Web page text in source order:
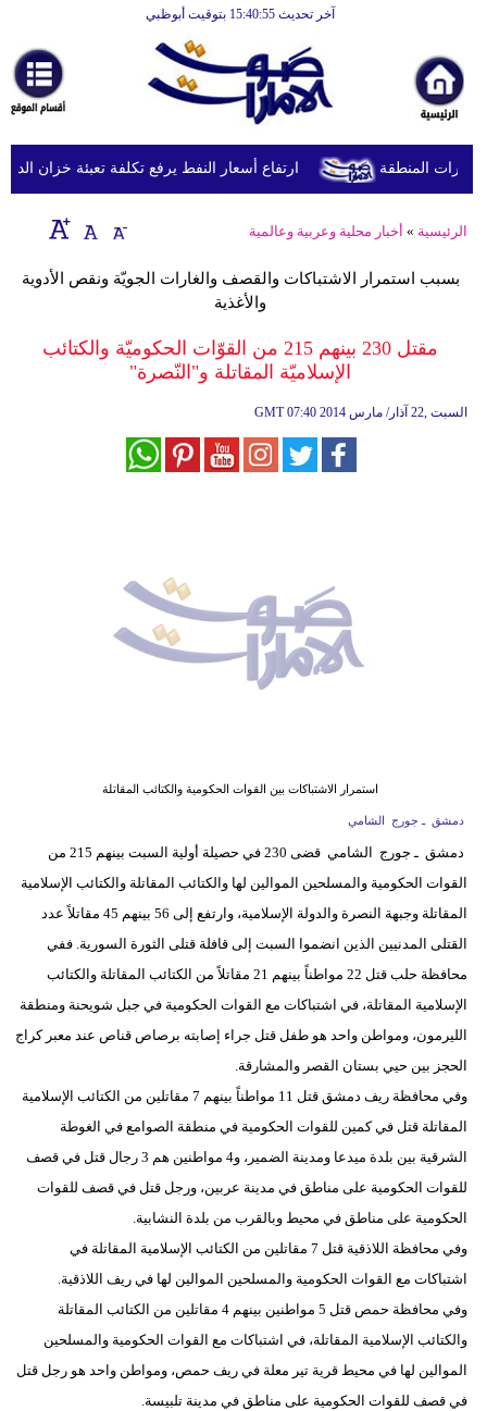
آخر تحديث 15:40:55 بتوقيت أبوظبي
أخبارعاجلة
رياضة
ثقافة
إقتصاد
وموسيقى
علوم
وتكنولوجيا
أبراج
فيديو
سيارات
ارتفاع أسعار النفط يرفع تكلفة تعبئة خزان الديزل في بريطانيا المنطقة
الرئيسية » أخبار محلية وعربية وعالمية
بسبب استمرار الاشتباكات والقصف والغارات الجويّة ونقص الأدوية
والأغذية
مقتل 230 بينهم 215 من القوّات الحكوميّة والكتائب
الإسلاميّة المقاتلة و"النّصرة"
GMT 07:40 2014 السبت ,22 آذار/ مارس
استمرار الاشتباكات بين القوات الحكومية والكتائب المقاتلة
دمشق ـ جورج الشامي
دمشق ـ جورج الشامي قضى 230 في حصيلة أولية السبت بينهم 215 من
القوات الحكومية والمسلحين الموالين لها والكتائب المقاتلة والكتائب الإسلامية
المقاتلة وجبهة النصرة والدولة الإسلامية، وارتفع إلى 56 بينهم 45 مقاتلاً عدد
القتلى المدنيين الذين انضموا السبت إلى قافلة قتلى الثورة السورية. ففي
محافظة حلب قتل 22 مواطناً بينهم 21 مقاتلاً من الكتائب المقاتلة والكتائب
الإسلامية المقاتلة، في اشتباكات مع القوات الحكومية في جبل شويحنة ومنطقة
الليرمون، ومواطن واحد هو طفل قتل جراء إصابته برصاص قناص عند معبر كراج
الحجز بين حيي بستان القصر والمشارقة.
وفي محافظة ريف دمشق قتل 11 مواطناً بينهم 7 مقاتلين من الكتائب الإسلامية
المقاتلة قتل في كمين للقوات الحكومية في منطقة الصوامع في الغوطة
الشرقية بين بلدة ميدعا ومدينة الضمير، و4 مواطنين هم 3 رجال قتل في قصف
للقوات الحكومية على مناطق في مدينة عربين، ورجل قتل في قصف للقوات
الحكومية على مناطق في محيط وبالقرب من بلدة النشابية.
وفي محافظة اللاذقية قتل 7 مقاتلين من الكتائب الإسلامية المقاتلة في
اشتباكات مع القوات الحكومية والمسلحين الموالين لها في ريف اللاذقية.
وفي محافظة حمص قتل 5 مواطنين بينهم 4 مقاتلين من الكتائب المقاتلة
والكتائب الإسلامية المقاتلة، في اشتباكات مع القوات الحكومية والمسلحين
الموالين لها في محيط قرية تير معلة في ريف حمص، ومواطن واحد هو رجل قتل
في قصف للقوات الحكومية على مناطق في مدينة تلبيسة.